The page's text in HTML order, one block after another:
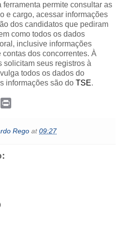
permite consultar as
e cargo, acessar informações
dos candidatos que pediram
como todos os dados
inclusive informações
dos concorrentes. À
solicitam seus registros à
todos os dados do
informações são do TSE.
S
k
tRego at09:27